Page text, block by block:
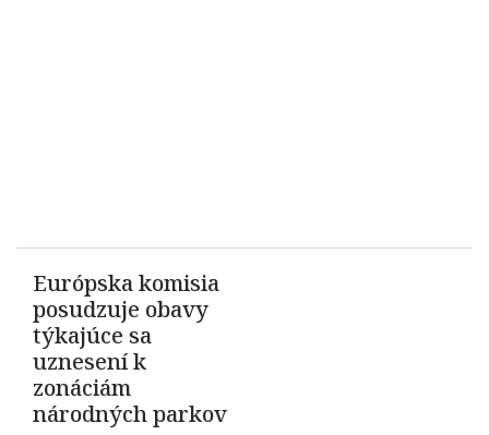
Európska komisia
posudzuje obavy
týkajúce sa
uznesení k
zonáciám
národných parkov